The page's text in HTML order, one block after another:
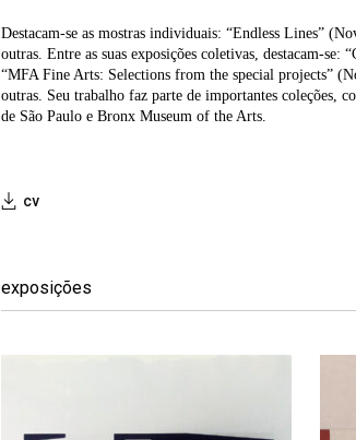
Destacam-se as mostras individuais: “Endless Lines”
outras. Entre as suas exposições coletivas, destacam-
“MFA Fine Arts: Selections from the special projects”
outras. Seu trabalho faz parte de importantes coleções,
de São Paulo e Bronx Museum of the Arts.
cv
exposições